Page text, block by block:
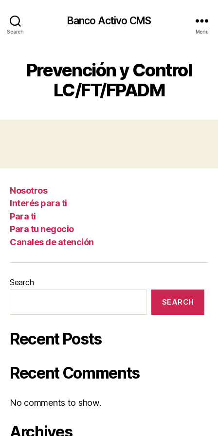
Search
Banco Activo CMS
Menu
Prevención y Control
LC/FT/FPADM
Nosotros
Interés para ti
Para ti
Para tu negocio
Canales de atención
Search
SEARCH
Recent Posts
Recent Comments
No comments to show.
Archives